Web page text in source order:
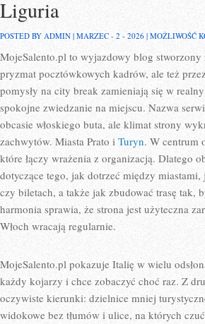
Liguria
POSTED BY ADMIN | MARZEC - 2 - 2026 | MOŻLIWOŚĆ
MojeSalento.pl to wyjazdowy blog
pryzmat pocztówkowych kadrów, ale też
pomysły na city break zamieniają się w
spokojne zwiedzanie na miejscu. Nazwa
obcasie włoskiego buta, ale klimat strony
zachwytów. Miasta Prato i Turyn. W centrum
które łączy wrażenia z organizacją. Dlatego
dotyczące tego, jak dotrzeć między
czy biletach, a także jak zbudować trasę tak,
harmonia sprawia, że strona jest użyteczna
Włoch wracają regularnie.
MojeSalento.pl pokazuje Italię w wielu
każdy kojarzy i chce zobaczyć choć raz. Z
oczywiste kierunki: dzielnice mniej
widokowe bez tłumów i ulice, na których